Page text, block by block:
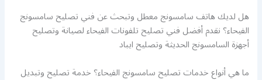
هل لديك هاتف سامسونج معطل وتبحث عن فني تصليح سامسونج
الفيحاء؟ نقدم أفضل فني تصليح تلفونات الفيحاء لصيانة وتصليح
أجهزة السامسونج الحديثة وتصليح ايباد
ما هي أنواع خدمات تصليح سامسونج الفيحاء؟ خدمة تصليح وتبديل